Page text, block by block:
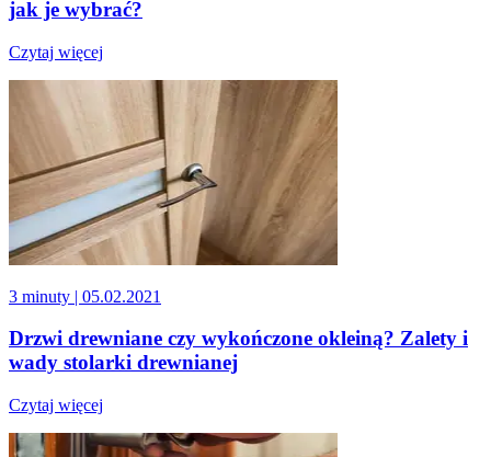
jak je wybrać?
Czytaj więcej
3 minuty | 05.02.2021
Drzwi drewniane czy wykończone okleiną? Zalety i
wady stolarki drewnianej
Czytaj więcej